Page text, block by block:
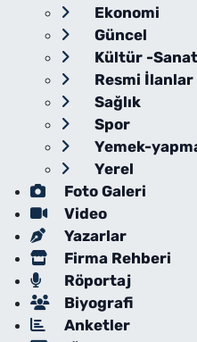
Ekonomi
Güncel
Kültür -Sanat
Resmi İlanlar
Sağlık
Spor
Yemek-
Yerel
Foto Galeri
Video
Yazarlar
Firma Rehberi
Röportaj
Biyografi
Anketler